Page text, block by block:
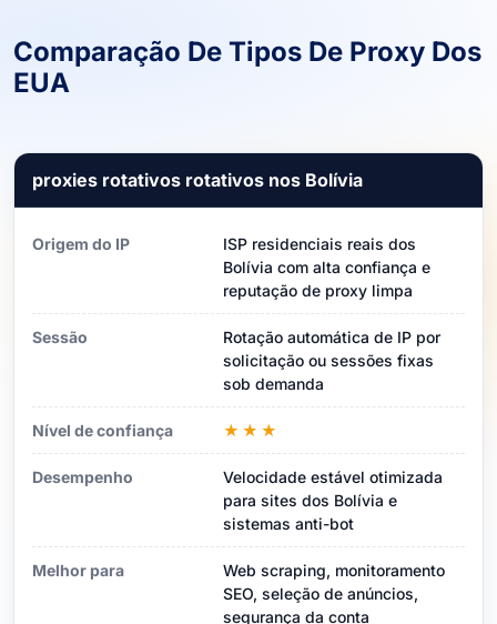
Comparação De Tipos De Proxy Dos
EUA
proxies rotativos rotativos nos Bolívia
Origem do IP
ISP residenciais reais dos
Bolívia com alta confiança e
reputação de proxy limpa
Sessão
Rotação automática de IP por
solicitação ou sessões fixas
sob demanda
Nível de confiança ★★★
Desempenho
Velocidade estável otimizada
para sites dos Bolívia e
sistemas anti-bot
Melhor para
Web scraping, monitoramento
SEO, seleção de anúncios,
segurança da conta